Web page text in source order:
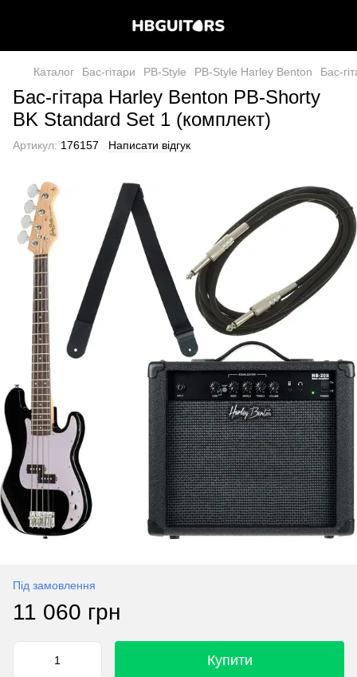
Каталог Бас-гітари PB-Style PB-Style Harley Benton Бас-
Бас-гітара Harley Benton PB-Shorty
BK Standard Set 1 (комплект)
Артикул: 176157 Написати відгук
Під замовлення
11 060 грн
Купити